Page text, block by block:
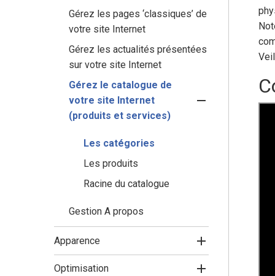
Gérez les pages ‘classiques’ de
votre site Internet
Gérez les actualités présentées
sur votre site Internet
Gérez le catalogue de
votre site Internet
(produits et services)
Les catégories
Les produits
Racine du catalogue
Gestion A propos
Apparence
Optimisation